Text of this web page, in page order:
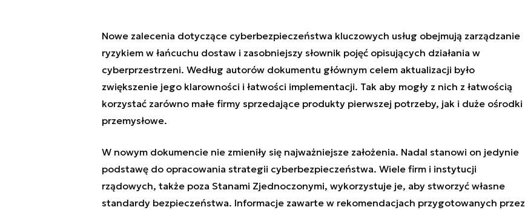
Nowe zalecenia dotyczące cyberbezpieczeństwa kluczowych usług obejmują zarządzanie
ryzykiem w łańcuchu dostaw i zasobniejszy słownik pojęć opisujących działania w
cyberprzestrzeni. Według autorów dokumentu głównym celem aktualizacji było
zwiększenie jego klarowności i łatwości implementacji. Tak aby mogły z nich z łatwością
korzystać zarówno małe firmy sprzedające produkty pierwszej potrzeby, jak i duże ośrodki
przemysłowe.
W nowym dokumencie nie zmieniły się najważniejsze założenia. Nadal stanowi on jedynie
podstawę do opracowania strategii cyberbezpieczeństwa. Wiele firm i instytucji
rządowych, także poza Stanami Zjednoczonymi, wykorzystuje je, aby stworzyć własne
standardy bezpieczeństwa. Informacje zawarte w rekomendacjach przygotowanych przez